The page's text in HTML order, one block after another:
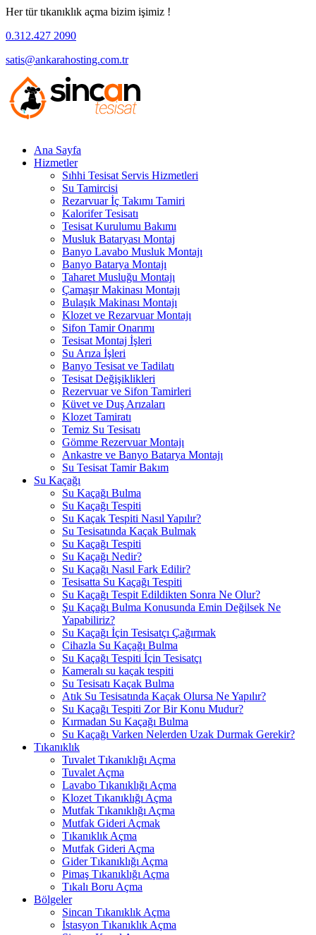
Her tür tıkanıklık açma bizim işimiz !
0.312.427 2090
satis@ankarahosting.com.tr
Ana Sayfa
Hizmetler
Sıhhi Tesisat Servis Hizmetleri
Su Tamircisi
Rezarvuar İç Takımı Tamiri
Kalorifer Tesisatı
Tesisat Kurulumu Bakımı
Musluk Bataryası Montaj
Banyo Lavabo Musluk Montajı
Banyo Batarya Montajı
Taharet Musluğu Montajı
Çamaşır Makinası Montajı
Bulaşık Makinası Montajı
Klozet ve Rezarvuar Montajı
Sifon Tamir Onarımı
Tesisat Montaj İşleri
Su Arıza İşleri
Banyo Tesisat ve Tadilatı
Tesisat Değişiklikleri
Rezervuar ve Sifon Tamirleri
Küvet ve Duş Arızaları
Klozet Tamiratı
Temiz Su Tesisatı
Gömme Rezervuar Montajı
Ankastre ve Banyo Batarya Montajı
Su Tesisat Tamir Bakım
Su Kaçağı
Su Kaçağı Bulma
Su Kaçağı Tespiti
Su Kaçak Tespiti Nasıl Yapılır?
Su Tesisatında Kaçak Bulmak
Su Kaçağı Tespiti
Su Kaçağı Nedir?
Su Kaçağı Nasıl Fark Edilir?
Tesisatta Su Kaçağı Tespiti
Su Kaçağı Tespit Edildikten Sonra Ne Olur?
Şu Kaçağı Bulma Konusunda Emin Değilsek Ne
Yapabiliriz?
Su Kaçağı İçin Tesisatçı Çağırmak
Cihazla Su Kaçağı Bulma
Su Kaçağı Tespiti İçin Tesisatçı
Kameralı su kaçak tespiti
Su Tesisatı Kaçak Bulma
Atık Su Tesisatında Kaçak Olursa Ne Yapılır?
Su Kaçağı Tespiti Zor Bir Konu Mudur?
Kırmadan Su Kaçağı Bulma
Su Kaçağı Varken Nelerden Uzak Durmak Gerekir?
Tıkanıklık
Tuvalet Tıkanıklığı Açma
Tuvalet Açma
Lavabo Tıkanıklığı Açma
Klozet Tıkanıklığı Açma
Mutfak Tıkanıklığı Açma
Mutfak Gideri Açmak
Tıkanıklık Açma
Mutfak Gideri Açma
Gider Tıkanıklığı Açma
Pimaş Tıkanıklığı Açma
Tıkalı Boru Açma
Bölgeler
Sincan Tıkanıklık Açma
İstasyon Tıkanıklık Açma